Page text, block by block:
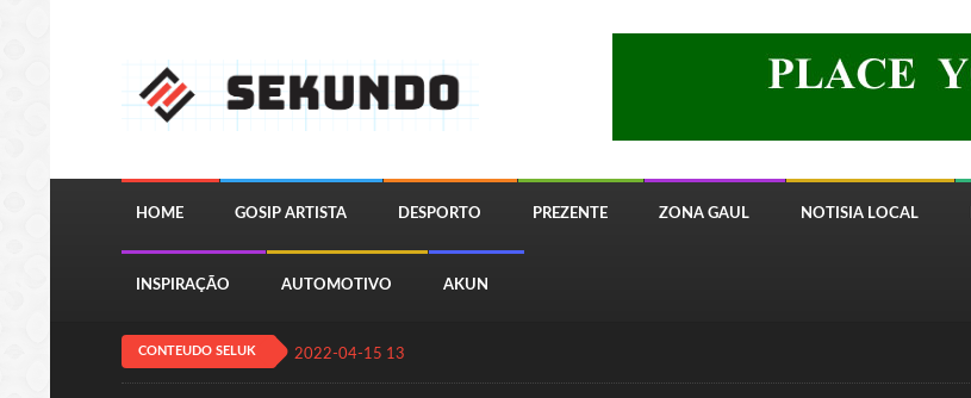
HOME GOSIP ARTISTA DESPORTO PREZENTE ZONA GAUL NOTISIA LOCAL
INSPIRAÇÃO AUTOMOTIVO AKUN
CONTEUDO SELUK 2022-04-15 13:24:11